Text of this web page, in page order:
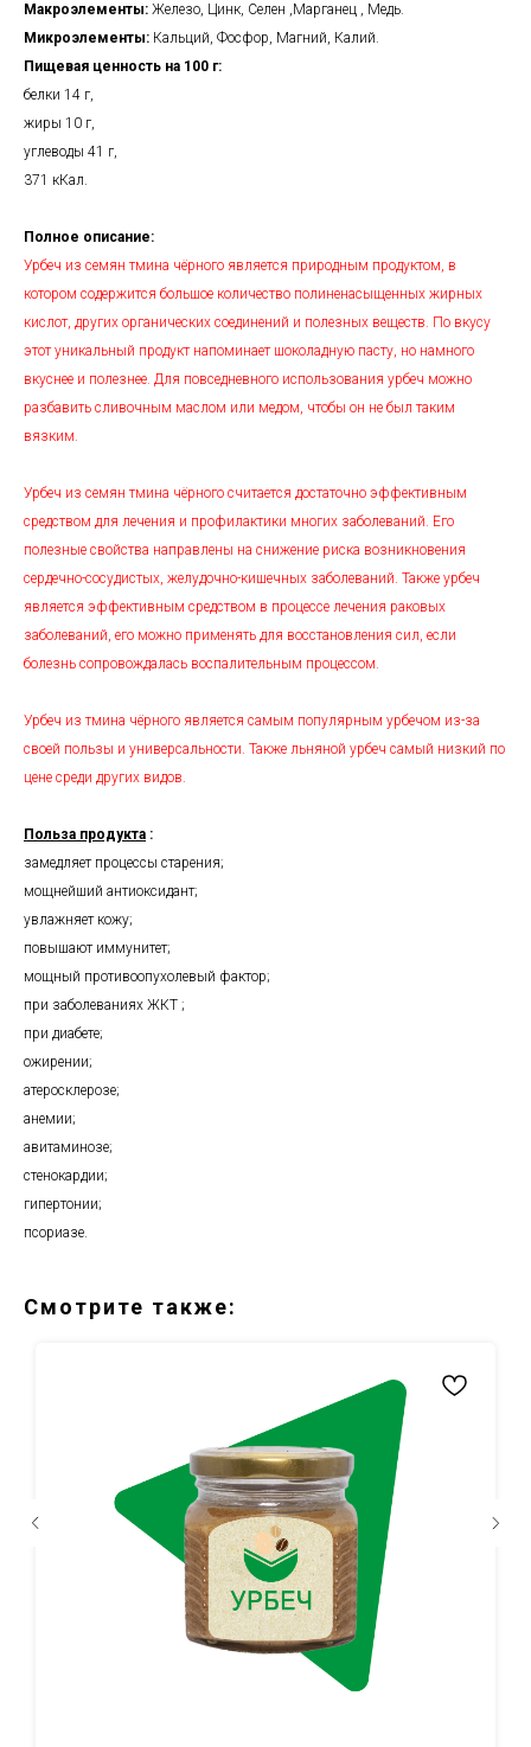
Макроэлементы: Железо, Цинк, Селен ,Марганец , Медь.
Микроэлементы: Кальций, Фосфор, Магний, Калий.
Пищевая ценность на 100 г:
белки 14 г,
жиры 10 г,
углеводы 41 г,
371 кКал.
Полное описание:
Урбеч из семян тмина чёрного является природным продуктом, в
котором содержится большое количество полиненасыщенных жирных
кислот, других органических соединений и полезных веществ. По вкусу
этот уникальный продукт напоминает шоколадную пасту, но намного
вкуснее и полезнее. Для повседневного использования урбеч можно
разбавить сливочным маслом или медом, чтобы он не был таким
вязким.
Урбеч из семян тмина чёрного считается достаточно эффективным
средством для лечения и профилактики многих заболеваний. Его
полезные свойства направлены на снижение риска возникновения
сердечно-сосудистых, желудочно-кишечных заболеваний. Также урбеч
является эффективным средством в процессе лечения раковых
заболеваний, его можно применять для восстановления сил, если
болезнь сопровождалась воспалительным процессом.
Урбеч из тмина чёрного является самым популярным урбечом из-за
своей пользы и универсальности. Также льняной урбеч самый низкий по
цене среди других видов.
Польза продукта :
замедляет процессы старения;
мощнейший антиоксидант;
увлажняет кожу;
повышают иммунитет;
мощный противоопухолевый фактор;
при заболеваниях ЖКТ ;
при диабете;
ожирении;
атеросклерозе;
анемии;
авитаминозе;
стенокардии;
гипертонии;
псориазе.
Смотрите также: